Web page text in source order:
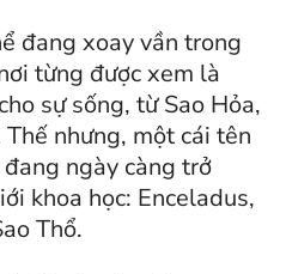
đang xoay vần trong
từng được xem là
sự sống, từ Sao Hỏa,
nhưng, một cái tên
ngày càng trở
khoa học: Enceladus,
Thổ.